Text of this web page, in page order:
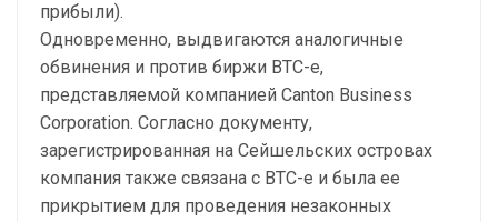
прибыли).
Одновременно, выдвигаются аналогичные
обвинения и против биржи BTC-e,
представляемой компанией Canton Business
Corporation. Согласно документу,
зарегистрированная на Сейшельских островах
компания также связана с BTC-e и была ее
прикрытием для проведения незаконных